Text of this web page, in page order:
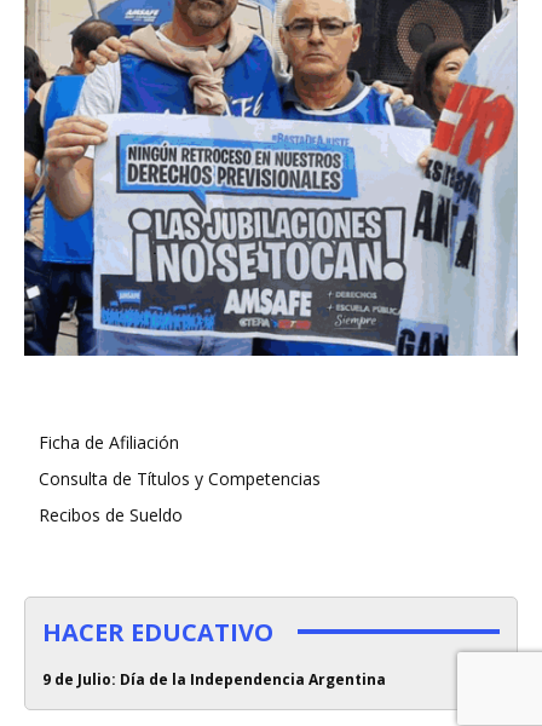
Ficha de Afiliación
Consulta de Títulos y Competencias
Recibos de Sueldo
HACER EDUCATIVO
9 de Julio: Día de la Independencia Argentina